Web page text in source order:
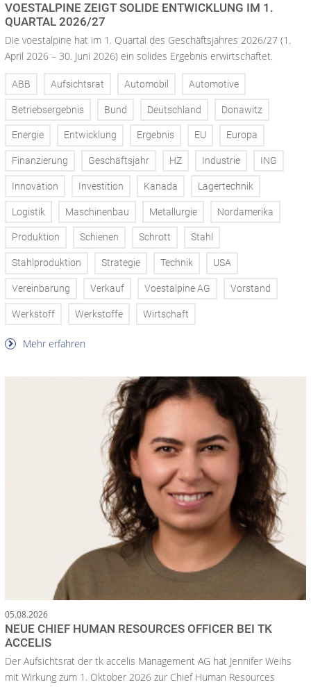
VOESTALPINE ZEIGT SOLIDE ENTWICKLUNG IM 1.
QUARTAL 2026/27
Die voestalpine hat im 1. Quartal des Geschäftsjahres 2026/27 (1.
April 2026 – 30. Juni 2026) ein solides Ergebnis erwirtschaftet.
ABB Aufsichtsrat Automobil Automotive
Betriebsergebnis Bund Deutschland Donawitz
Energie Entwicklung Ergebnis EU Europa
Finanzierung Geschäftsjahr HZ Industrie ING
Innovation Investition Kanada Lagertechnik
Logistik Maschinenbau Metallurgie Nordamerika
Produktion Schienen Schrott Stahl
Stahlproduktion Strategie Technik USA
Vereinbarung Verkauf Voestalpine AG Vorstand
Werkstoff Werkstoffe Wirtschaft
Mehr erfahren
05.08.2026
NEUE CHIEF HUMAN RESOURCES OFFICER BEI TK
ACCELIS
Der Aufsichtsrat der tk accelis Management AG hat Jennifer Weihs
mit Wirkung zum 1. Oktober 2026 zur Chief Human Resources